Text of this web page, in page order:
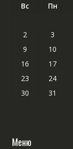
Вс Пн
2
3
9
10
16
17
23
24
30
31
Меню